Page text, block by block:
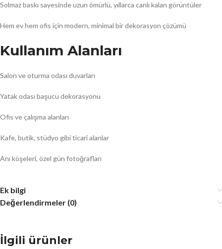
Solmaz baskı sayesinde uzun ömürlü, yıllarca canlı kalan görüntüler
Hem ev hem ofis için modern, minimal bir dekorasyon çözümü
Kullanım Alanları
Salon ve oturma odası duvarları
Yatak odası başucu dekorasyonu
Ofis ve çalışma alanları
Kafe, butik, stüdyo gibi ticari alanlar
Anı köşeleri, özel gün fotoğrafları
Ek bilgi
Değerlendirmeler (0)
İlgili ürünler